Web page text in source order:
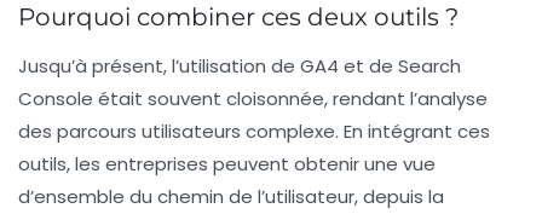
Pourquoi combiner ces deux outils ?
Jusqu’à présent, l’utilisation de GA4 et de Search
Console était souvent cloisonnée, rendant l’analyse
des parcours utilisateurs complexe. En intégrant ces
outils, les entreprises peuvent obtenir une vue
d’ensemble du chemin de l’utilisateur, depuis la